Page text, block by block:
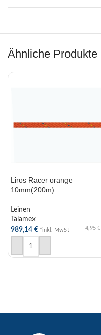
Ähnliche Produkte
Liros Racer orange
10mm(200m)
Leinen
Talamex
989,14 € *inkl. MwSt 4,95 €
IN DEN WARENKORB